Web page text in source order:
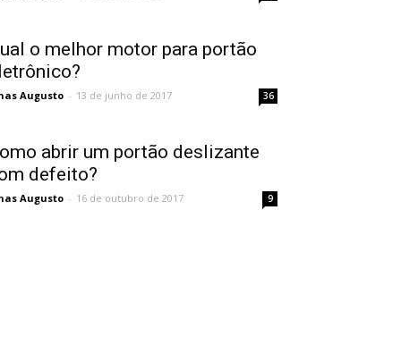
o melhor motor para portão
Augusto - 13 de junho de 2017 36
abrir um portão deslizante
defeito?
Augusto - 16 de outubro de 2017 9